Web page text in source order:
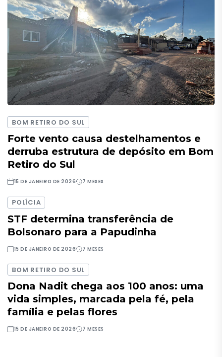
BOM RETIRO DO SUL
Forte vento causa destelhamentos e
derruba estrutura de depósito em Bom
Retiro do Sul
15 DE JANEIRO DE 2026 7 MESES
POLÍCIA
STF determina transferência de
Bolsonaro para a Papudinha
15 DE JANEIRO DE 2026 7 MESES
BOM RETIRO DO SUL
Dona Nadit chega aos 100 anos: uma
vida simples, marcada pela fé, pela
família e pelas flores
15 DE JANEIRO DE 2026 7 MESES